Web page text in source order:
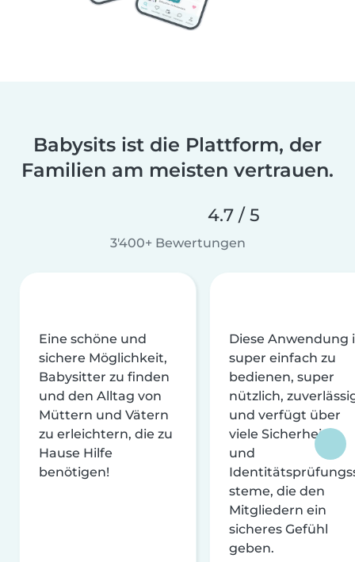
Babysits ist die Plattform, der
Familien am meisten vertrauen.
4.7 / 5
3'400+ Bewertungen
Eine schöne und
sichere Möglichkeit,
Babysitter zu finden
und den Alltag von
Müttern und Vätern
zu erleichtern, die zu
Hause Hilfe
benötigen!
Diese Anwendung
super einfach zu
bedienen, super
nützlich,
und verfügt über
viele Sicherheits-
und
steme, die den
Mitgliedern ein
sicheres Gefühl
geben.